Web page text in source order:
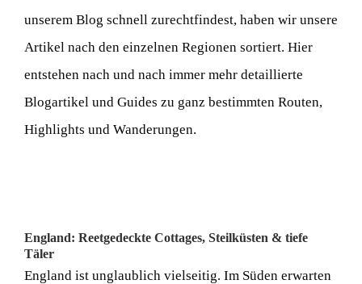
unserem Blog schnell zurechtfindest, haben wir unsere
Artikel nach den einzelnen Regionen sortiert. Hier
entstehen nach und nach immer mehr detaillierte
Blogartikel und Guides zu ganz bestimmten Routen,
Highlights und Wanderungen.
England: Reetgedeckte Cottages, Steilküsten & tiefe
Täler
England ist unglaublich vielseitig. Im Süden erwarten